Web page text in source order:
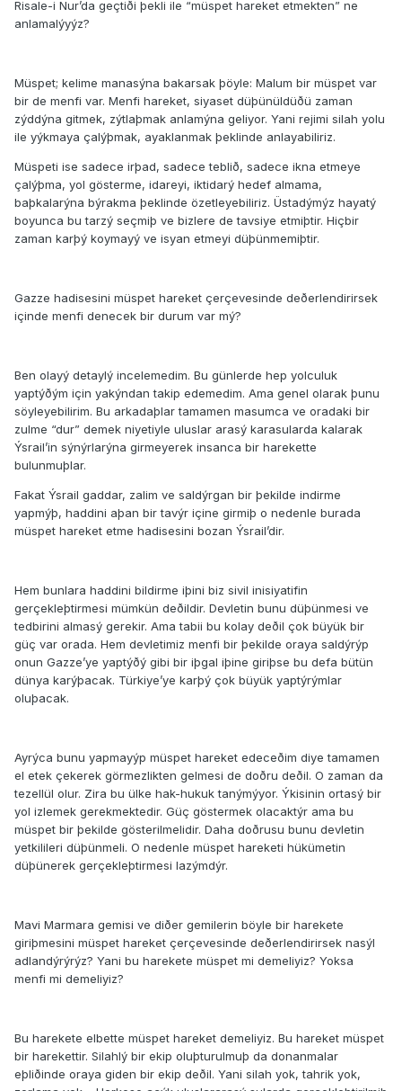
Risale-i Nur’da geçtiði þekli ile “müspet hareket etmekten” ne
anlamalýyýz?
Müspet; kelime manasýna bakarsak þöyle: Malum bir müspet var
bir de menfi var. Menfi hareket, siyaset düþünüldüðü zaman
zýddýna gitmek, zýtlaþmak anlamýna geliyor. Yani rejimi silah yolu
ile yýkmaya çalýþmak, ayaklanmak þeklinde anlayabiliriz.
Müspeti ise sadece irþad, sadece teblið, sadece ikna etmeye
çalýþma, yol gösterme, idareyi, iktidarý hedef almama,
baþkalarýna býrakma þeklinde özetleyebiliriz. Üstadýmýz hayatý
boyunca bu tarzý seçmiþ ve bizlere de tavsiye etmiþtir. Hiçbir
zaman karþý koymayý ve isyan etmeyi düþünmemiþtir.
Gazze hadisesini müspet hareket çerçevesinde deðerlendirirsek
içinde menfi denecek bir durum var mý?
Ben olayý detaylý incelemedim. Bu günlerde hep yolculuk
yaptýðým için yakýndan takip edemedim. Ama genel olarak þunu
söyleyebilirim. Bu arkadaþlar tamamen masumca ve oradaki bir
zulme “dur” demek niyetiyle uluslar arasý karasularda kalarak
Ýsrail’in sýnýrlarýna girmeyerek insanca bir harekette
bulunmuþlar.
Fakat Ýsrail gaddar, zalim ve saldýrgan bir þekilde indirme
yapmýþ, haddini aþan bir tavýr içine girmiþ o nedenle burada
müspet hareket etme hadisesini bozan Ýsrail’dir.
Hem bunlara haddini bildirme iþini biz sivil inisiyatifin
gerçekleþtirmesi mümkün deðildir. Devletin bunu düþünmesi ve
tedbirini almasý gerekir. Ama tabii bu kolay deðil çok büyük bir
güç var orada. Hem devletimiz menfi bir þekilde oraya saldýrýp
onun Gazze’ye yaptýðý gibi bir iþgal iþine giriþse bu defa bütün
dünya karýþacak. Türkiye’ye karþý çok büyük yaptýrýmlar
oluþacak.
Ayrýca bunu yapmayýp müspet hareket edeceðim diye tamamen
el etek çekerek görmezlikten gelmesi de doðru deðil. O zaman da
tezellül olur. Zira bu ülke hak-hukuk tanýmýyor. Ýkisinin ortasý bir
yol izlemek gerekmektedir. Güç göstermek olacaktýr ama bu
müspet bir þekilde gösterilmelidir. Daha doðrusu bunu devletin
yetkilileri düþünmeli. O nedenle müspet hareketi hükümetin
düþünerek gerçekleþtirmesi lazýmdýr.
Mavi Marmara gemisi ve diðer gemilerin böyle bir harekete
giriþmesini müspet hareket çerçevesinde deðerlendirirsek nasýl
adlandýrýrýz? Yani bu harekete müspet mi demeliyiz? Yoksa
menfi mi demeliyiz?
Bu harekete elbette müspet hareket demeliyiz. Bu hareket müspet
bir harekettir. Silahlý bir ekip oluþturulmuþ da donanmalar
eþliðinde oraya giden bir ekip deðil. Yani silah yok, tahrik yok,